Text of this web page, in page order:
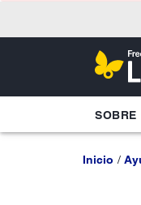
SOBRE
Inicio